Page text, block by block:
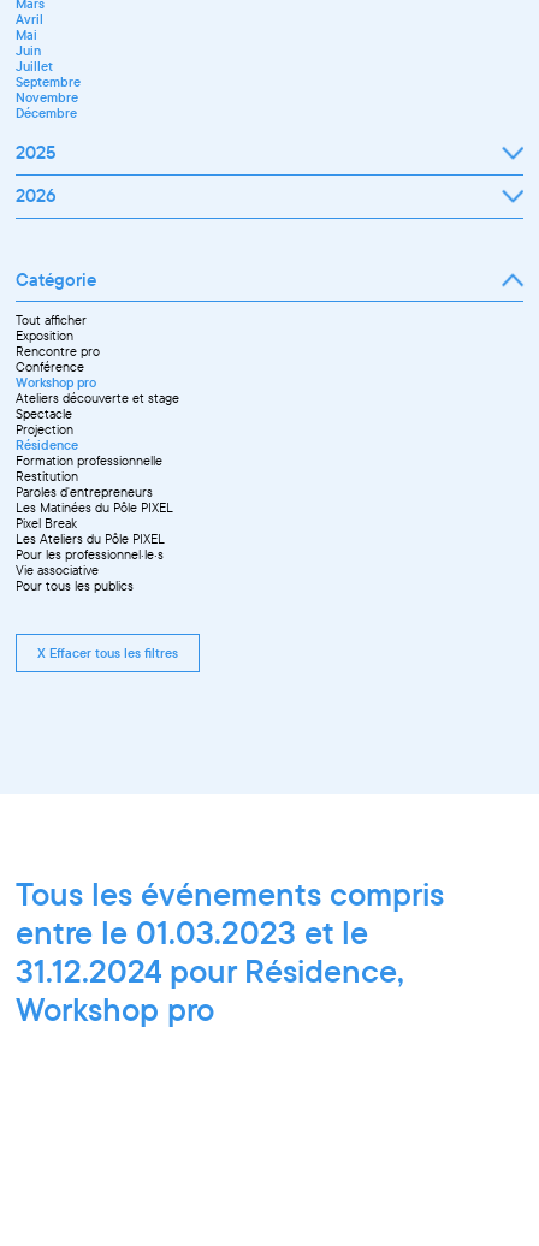
Mars
Avril
Mai
Juin
Juillet
Septembre
Novembre
Décembre
2025
Janvier
Mars
Juin
Juillet
Septembre
Octobre
Novembre
Décembre
2026
Avril
Mai
Juin
Septembre
Octobre
Novembre
Catégorie
Tout afficher
Exposition
Rencontre pro
Conférence
Workshop pro
Ateliers découverte et stage
Spectacle
Projection
Résidence
Formation professionnelle
Restitution
Paroles d'entrepreneurs
Les Matinées du Pôle PIXEL
Pixel Break
Les Ateliers du Pôle PIXEL
Pour les professionnel·le·s
Vie associative
Pour tous les publics
X Effacer tous les filtres
Tous les événements compris
entre le 01.03.2023 et le
31.12.2024 pour Résidence,
Workshop pro